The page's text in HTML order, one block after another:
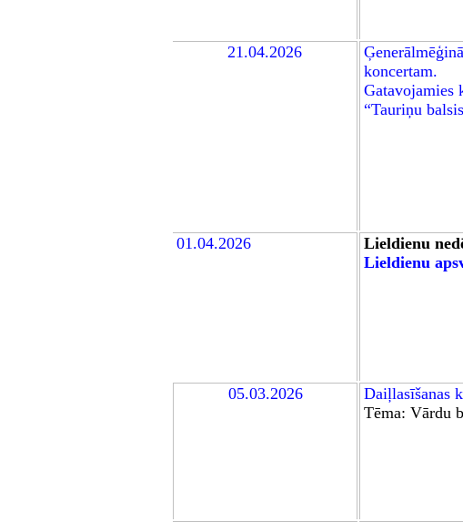
21.04.2026
koncertam.
Gatavojamies
“Tauriņu
01.04.2026
Lieldienu
Lieldienu
05.03.2026 Daiļlasīšanas
Tēma: Vārdu